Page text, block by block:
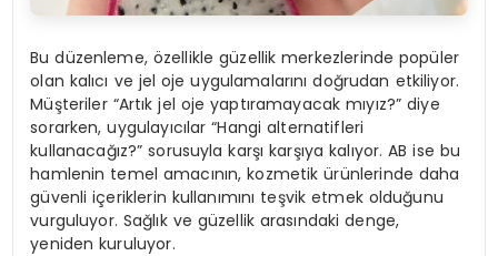
Bu düzenleme, özellikle güzellik merkezlerinde popüler
olan kalıcı ve jel oje uygulamalarını doğrudan etkiliyor.
Müşteriler “Artık jel oje yaptıramayacak mıyız?” diye
sorarken, uygulayıcılar “Hangi alternatifleri
kullanacağız?” sorusuyla karşı karşıya kalıyor. AB ise bu
hamlenin temel amacının, kozmetik ürünlerinde daha
güvenli içeriklerin kullanımını teşvik etmek olduğunu
vurguluyor. Sağlık ve güzellik arasındaki denge,
yeniden kuruluyor.